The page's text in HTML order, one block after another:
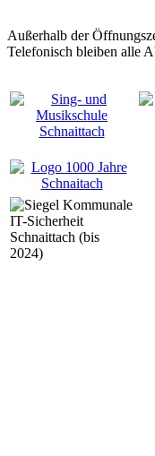
Außerhalb der
Telefonisch bleiben alle